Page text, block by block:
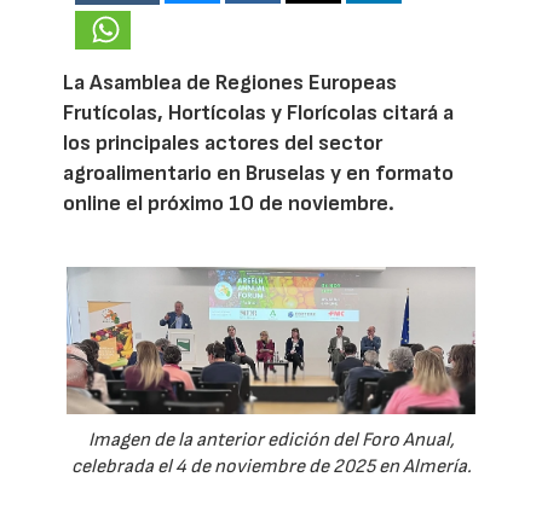
La Asamblea de Regiones Europeas
Frutícolas, Hortícolas y Florícolas citará a
los principales actores del sector
agroalimentario en Bruselas y en formato
online el próximo 10 de noviembre.
Imagen de la anterior edición del Foro Anual,
celebrada el 4 de noviembre de 2025 en Almería.